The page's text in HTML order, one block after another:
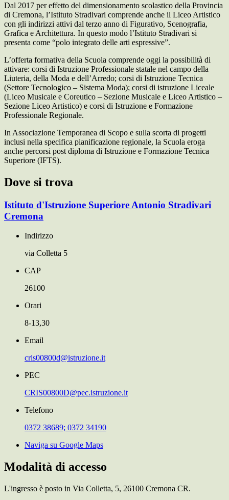
Dal 2017 per effetto del dimensionamento scolastico della Provincia
di Cremona, l’Istituto Stradivari comprende anche il Liceo Artistico
con gli indirizzi attivi dal terzo anno di Figurativo, Scenografia,
Grafica e Architettura. In questo modo l’Istituto Stradivari si
presenta come “polo integrato delle arti espressive”.
L’offerta formativa della Scuola comprende oggi la possibilità di
attivare: corsi di Istruzione Professionale statale nel campo della
Liuteria, della Moda e dell’Arredo; corsi di Istruzione Tecnica
(Settore Tecnologico – Sistema Moda); corsi di istruzione Liceale
(Liceo Musicale e Coreutico – Sezione Musicale e Liceo Artistico –
Sezione Liceo Artistico) e corsi di Istruzione e Formazione
Professionale Regionale.
In Associazione Temporanea di Scopo e sulla scorta di progetti
inclusi nella specifica pianificazione regionale, la Scuola eroga
anche percorsi post diploma di Istruzione e Formazione Tecnica
Superiore (IFTS).
Dove si trova
Istituto d'Istruzione Superiore Antonio Stradivari
Cremona
Indirizzo
via Colletta 5
CAP
26100
Orari
8-13,30
Email
cris00800d@istruzione.it
PEC
CRIS00800D@pec.istruzione.it
Telefono
0372 38689; 0372 34190
Naviga su Google Maps
Modalità di accesso
L'ingresso è posto in Via Colletta, 5, 26100 Cremona CR.